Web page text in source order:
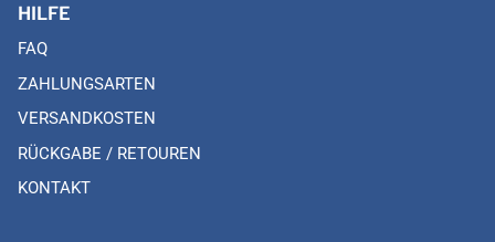
HILFE
FAQ
ZAHLUNGSARTEN
VERSANDKOSTEN
RÜCKGABE / RETOUREN
KONTAKT